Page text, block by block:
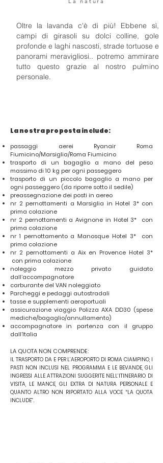
Oltre la lavanda c'è di più! Ebbene sì,
campi di girasoli su dolci colline, gole
profonde e laghi nascosti, strade tortuose e
panorami meravigliosi.. potremo ammirare
tutto questo grazie al nostro pulmino
personale.
La nostra proposta include:
passaggi aerei Ryanair Roma
Fiumicino/Marsiglia/Roma Fiumicino
trasporto di un bagaglio a mano del peso
massimo di 10 kg per ogni passeggero
trasporto di un piccolo bagaglio a mano per
ogni passeggero (da riporre sotto il sedile)
preassegnazione dei posti in aereo
nr 2 pernottamenti a Marsiglia in Hotel 3* con
prima colazione
nr 2 pernottamenti a Avignone in Hotel 3* con
prima colazione
nr 1 pernottamento a Manosque Hotel 3* con
prima colazione
nr 2 pernottamenti a Aix en Provence Hotel 3*
con prima colazione
noleggio mezzo privato guidato
dall’accompagnatore
carburante del VAN noleggiato
Parcheggi e pedaggi autostradali
tasse e supplementi aeroportuali
assicurazione viaggio Polizza AXA DD30 (spese
mediche/bagaglio/annullamento)
accompagnatore in partenza con il gruppo
dall’Italia
LA QUOTA NON COMPRENDE:
IL TRASPORTO DA E PER L’AEROPORTO DI ROMA CIAMPINO, I
PASTI NON INCLUSI NEL PROGRAMMA E LE BEVANDE, GLI
INGRESSI ALLE ATTRAZIONI SUGGERITE NELL’ITINERARIO DI
VISITA, LE MANCE, GLI EXTRA DI NATURA PERSONALE E
QUANTO ALTRO NON RIPORTATO ALLA VOCE “LA QUOTA
INCLUDE”.